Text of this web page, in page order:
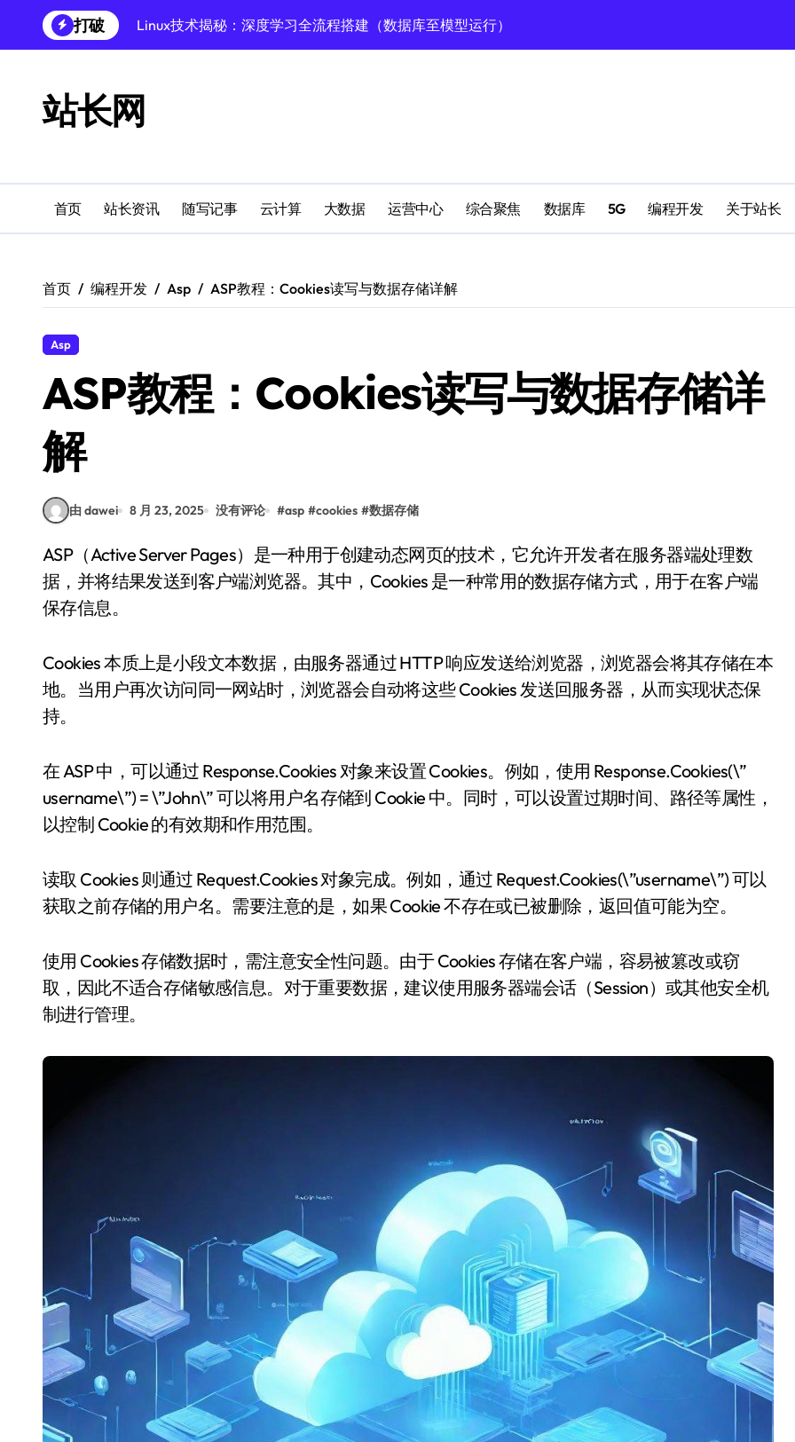
到
打破
Linux深度学习全攻略：数据库调优至模型高效运行的科技实践
创业者必学：Windows运行库高效搭建指南
Windows环境搭建：高效运行库配置与管理
跨界融合下站长云安全防护新策略
Windows多媒体开发环境搭建与运行库管理
Linux数据库部署全攻略：科技驱动下的高效运行环境搭建
站长网
首页 站长资讯 随写记事 云计算 大数据 运营中心 综合聚焦 数据库 5G 编程开发 关于站长
首页 编程开发 Asp ASP教程：Cookies读写与数据存储详解
Asp
ASP教程：Cookies读写与数据存储详
解
由 dawei 8 月 23, 2025 没有评论 #asp #cookies #数据存储
ASP（Active Server Pages）是一种用于创建动态网页的技术，它允许开发者在服务器端处理数
据，并将结果发送到客户端浏览器。其中，Cookies 是一种常用的数据存储方式，用于在客户端
保存信息。
Cookies 本质上是小段文本数据，由服务器通过 HTTP 响应发送给浏览器，浏览器会将其存储在本
地。当用户再次访问同一网站时，浏览器会自动将这些 Cookies 发送回服务器，从而实现状态保
持。
在 ASP 中，可以通过 Response.Cookies 对象来设置 Cookies。例如，使用 Response.Cookies(\”
username\”) = \”John\” 可以将用户名存储到 Cookie 中。同时，可以设置过期时间、路径等属性，
以控制 Cookie 的有效期和作用范围。
读取 Cookies 则通过 Request.Cookies 对象完成。例如，通过 Request.Cookies(\”username\”) 可以
获取之前存储的用户名。需要注意的是，如果 Cookie 不存在或已被删除，返回值可能为空。
使用 Cookies 存储数据时，需注意安全性问题。由于 Cookies 存储在客户端，容易被篡改或窃
取，因此不适合存储敏感信息。对于重要数据，建议使用服务器端会话（Session）或其他安全机
制进行管理。